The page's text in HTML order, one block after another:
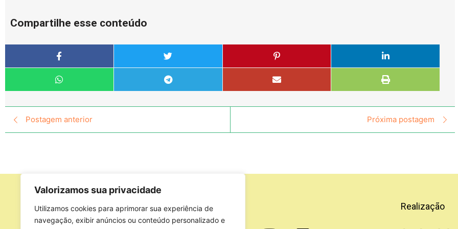
Valorizamos sua privacidade
Utilizamos cookies para aprimorar sua experiência de
navegação, exibir anúncios ou conteúdo personalizado e
Compartilhe esse conteúdo
Postagem anterior Próxima postagem
Apoio Realização